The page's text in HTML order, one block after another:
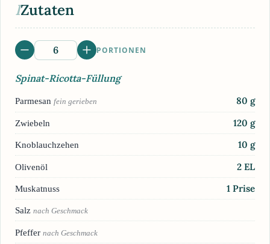
IZutaten
PORTIONEN
Spinat-Ricotta-Füllung
Parmesan fein gerieben 80 g
Zwiebeln 120 g
Knoblauchzehen 10 g
Olivenöl 2 EL
Muskatnuss 1 Prise
Salz nach Geschmack
Pfeffer nach Geschmack